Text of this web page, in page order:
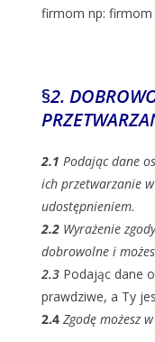
firmom np:
§2.
2.1 Podając dane
ich przetwarzanie
udostępnieniem.
2.2 Wyrażenie
dobrowolne i
2.3 Podając dane
prawdziwe, a Ty
2.4 Zgodę możesz